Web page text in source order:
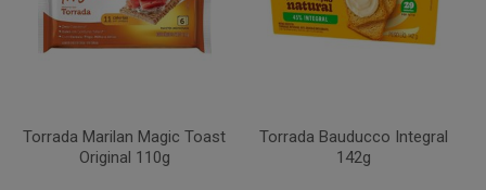
Torrada Marilan Magic Toast
Original 110g
Torrada Bauducco Integral
142g